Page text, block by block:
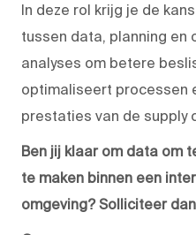
In deze rol krijg je de
tussen data, planning en
analyses om betere
optimaliseert processen
prestaties van de supply
Ben jij klaar om data om
te maken binnen een
omgeving? Solliciteer